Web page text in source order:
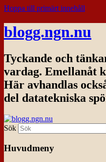
Hoppa till primärt innehåll
blogg.ngn.nu
Tyckande och
vardag. Emellanåt
Här avhandlas
del datatekniska
Sök
Huvudmeny